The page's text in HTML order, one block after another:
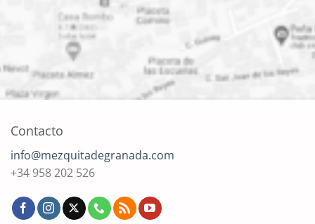
Contacto
info@mezquitadegranada.com
+34 958 202 526